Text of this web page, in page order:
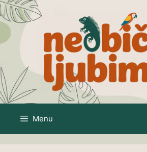
Skip
to
content
Menu